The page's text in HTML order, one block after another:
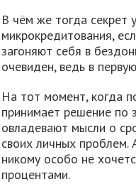
В чём же тогда секрет
микрокредитования,
загоняют себя в
очевиден, ведь в
На тот момент, когда
принимает решение по
овладевают мысли о
своих личных проблем.
никому особо не
процентами.